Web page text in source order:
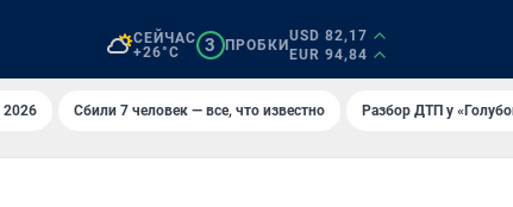
СЕЙЧАС
+26°C
3 ПРОБКИ
USD 82,17
EUR 94,84
2026 Сбили 7 человек — все, что известно Разбор ДТП у